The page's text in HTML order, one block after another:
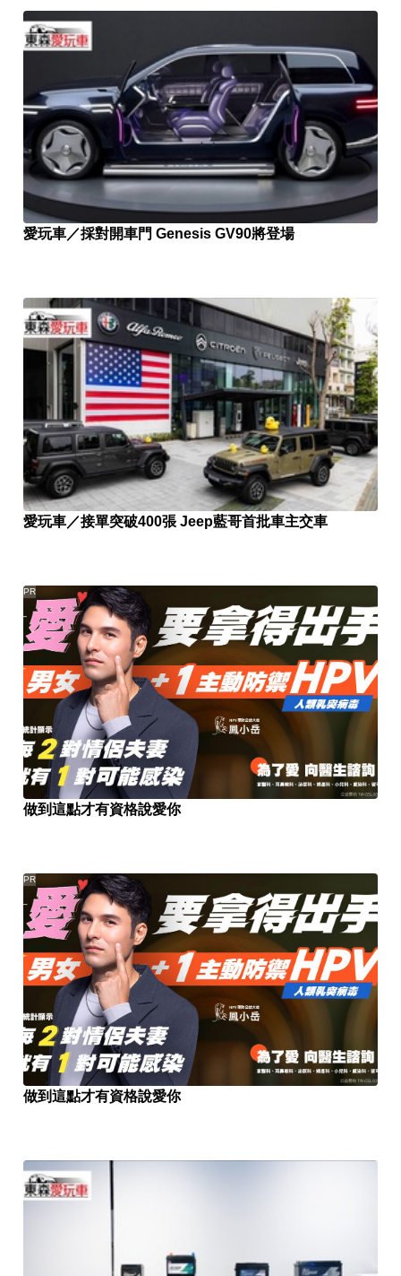
愛玩車／採對開車門 Genesis GV90將登場
愛玩車／接單突破400張 Jeep藍哥首批車主交車
做到這點才有資格說愛你
PR
做到這點才有資格說愛你
PR